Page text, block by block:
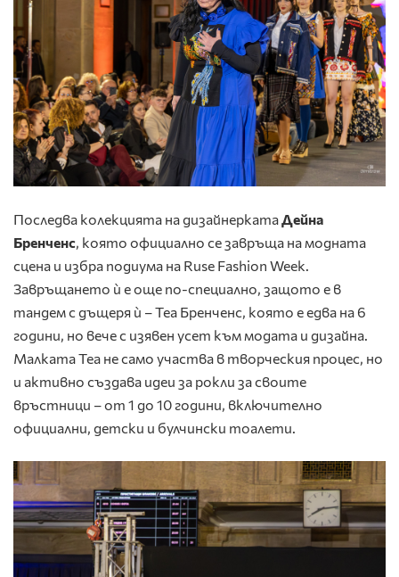
Последва колекцията на дизайнерката Дейна
Бренченс, която официално се завръща на модната
сцена и избра подиума на Ruse Fashion Week.
Завръщането ѝ е още по-специално, защото е в
тандем с дъщеря ѝ – Теа Бренченс, която е едва на 6
години, но вече с изявен усет към модата и дизайна.
Малката Теа не само участва в творческия процес, но
и активно създава идеи за рокли за своите
връстници – от 1 до 10 години, включително
официални, детски и булчински тоалети.